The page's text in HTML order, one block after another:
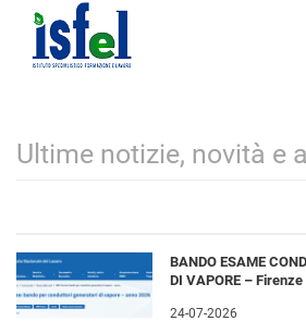
Isfel
formazione
Ultime notizie, novità e
BANDO ESAME
DI VAPORE – Firenze
24-07-2026